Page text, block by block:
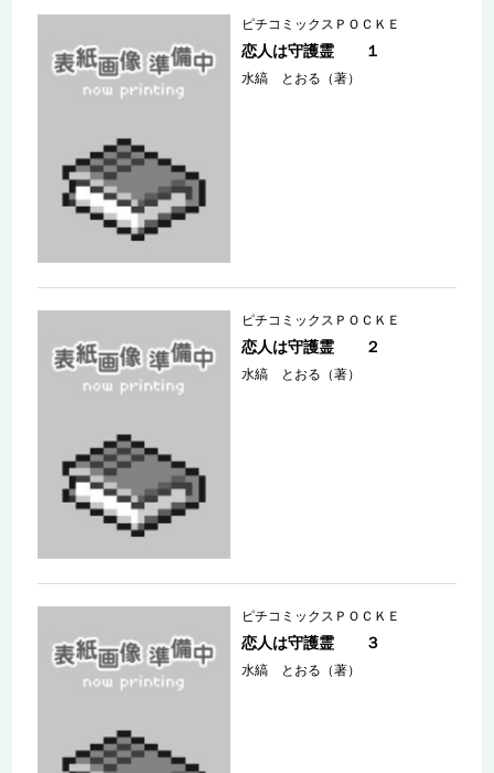
ピチコミックスＰＯＣＫＥ
恋人は守護霊 １
水縞 とおる（著）
ピチコミックスＰＯＣＫＥ
恋人は守護霊 ２
水縞 とおる（著）
ピチコミックスＰＯＣＫＥ
恋人は守護霊 ３
水縞 とおる（著）